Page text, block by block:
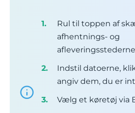
Rul til toppen af
afhentnings- og
Indstil datoerne,
angiv dem, du er
Vælg et køretøj via